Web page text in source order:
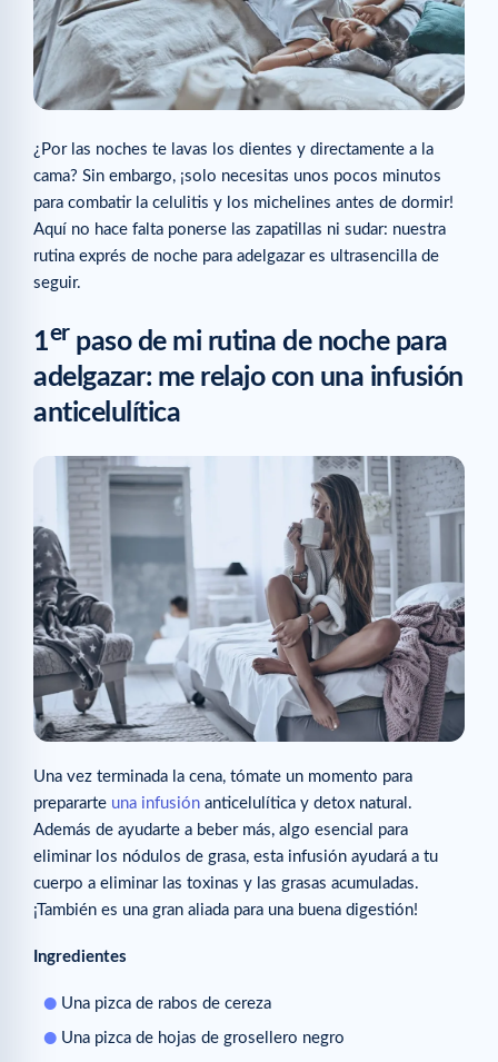
¿Por las noches te lavas los dientes y directamente a la
cama? Sin embargo, ¡solo necesitas unos pocos minutos
para combatir la celulitis y los michelines antes de dormir!
Aquí no hace falta ponerse las zapatillas ni sudar: nuestra
rutina exprés de noche para adelgazar es ultrasencilla de
seguir.
1er paso de mi rutina de noche para
adelgazar: me relajo con una infusión
anticelulítica
Una vez terminada la cena, tómate un momento para
prepararte una infusión anticelulítica y detox natural.
Además de ayudarte a beber más, algo esencial para
eliminar los nódulos de grasa, esta infusión ayudará a tu
cuerpo a eliminar las toxinas y las grasas acumuladas.
¡También es una gran aliada para una buena digestión!
Ingredientes
Una pizca de rabos de cereza
Una pizca de hojas de grosellero negro